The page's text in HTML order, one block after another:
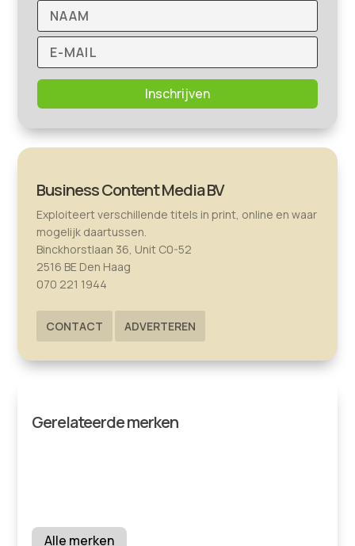
Inschrijven
Business Content Media BV
Exploiteert verschillende titels in print, online en waar
mogelijk daartussen.
Binckhorstlaan 36, Unit C0-52
2516 BE Den Haag
070 221 1944
CONTACT ADVERTEREN
Gerelateerde merken
Alle merken